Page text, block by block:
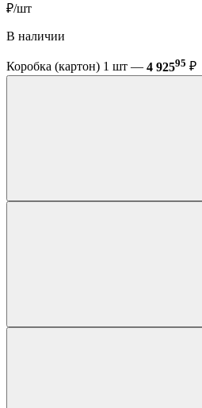
₽/шт
В наличии
Коробка (картон) 1 шт — 4 92595 ₽